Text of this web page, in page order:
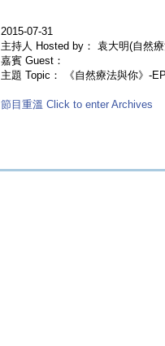
2015-07-31
主持人 Hosted by： 袁大明(自然
嘉賓 Guest：
主題 Topic： 《自然療法與你》-
節目重溫 Click to enter Archives